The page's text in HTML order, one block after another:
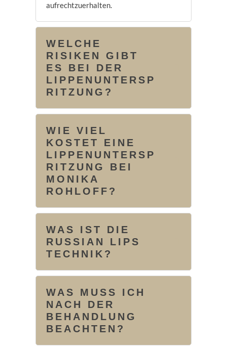
aufrechtzuerhalten.
WELCHE
RISIKEN GIBT
ES BEI DER
LIPPENUNTERSP
RITZUNG?
WIE VIEL
KOSTET EINE
LIPPENUNTERSP
RITZUNG BEI
MONIKA
ROHLOFF?
WAS IST DIE
RUSSIAN LIPS
TECHNIK?
WAS MUSS ICH
NACH DER
BEHANDLUNG
BEACHTEN?